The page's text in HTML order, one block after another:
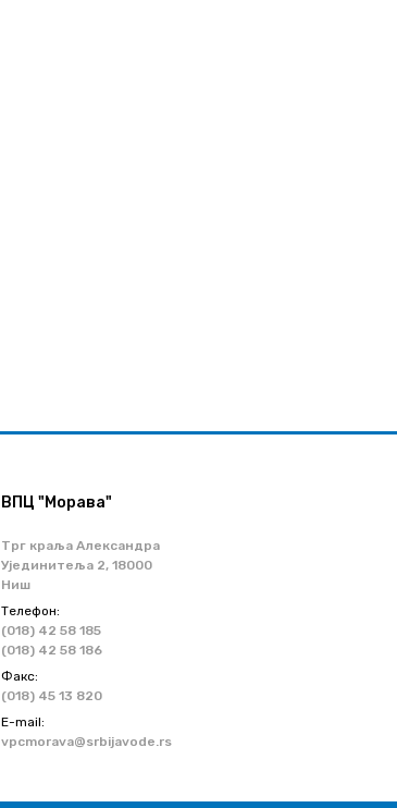
ВПЦ "Морава"
Трг краља Александра
Ујединитеља 2, 18000
Ниш
Телефон:
(018) 42 58 185
(018) 42 58 186
Факс:
(018) 45 13 820
Е-mail:
vpcmorava@srbijavode.rs